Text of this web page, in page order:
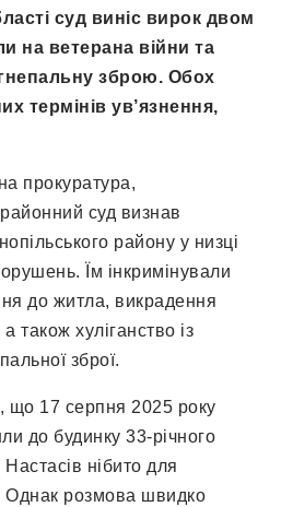
суд виніс вирок двом
на ветерана війни та
зброю. Обох
термінів ув’язнення,
прокуратура,
суд визнав
району у низці
Їм інкримінували
до житла, викрадення
також хуліганство із
зброї.
що 17 серпня 2025 року
до будинку 33-річного
нібито для
Однак розмова швидко